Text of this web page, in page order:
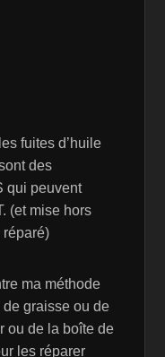
fuites d’huile
des
qui peuvent
(et mise hors
ma méthode
de graisse ou de
ou de la boîte de
les réparer